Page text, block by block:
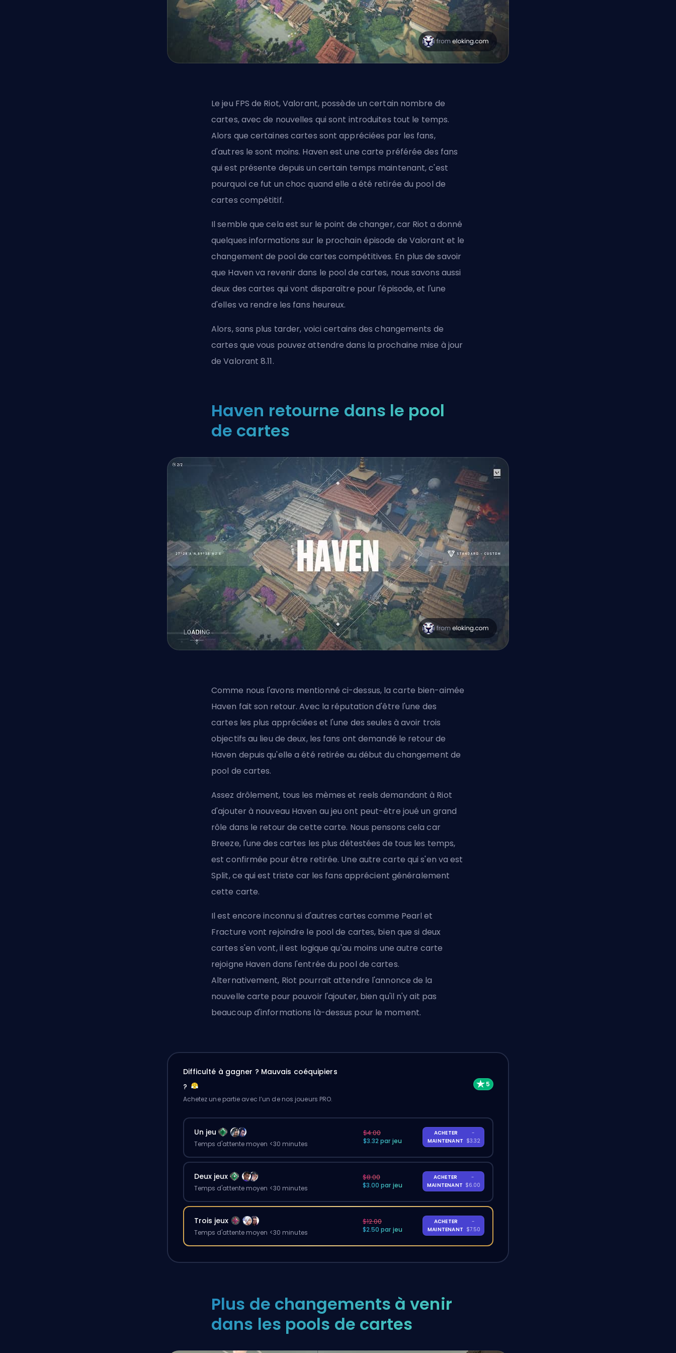
Le jeu FPS de Riot,Valorant, possède un certain nombre de
cartes, avec de nouvelles qui sont introduites tout le temps.
Alors que certaines cartes sont appréciées par les fans,
d'autres le sont moins. Haven est une carte préférée des fans
qui est présente depuis un certain temps maintenant, c'est
pourquoi ce fut un choc quand elle a été retirée du pool de
cartes compétitif.
Il semble que cela est sur le point de changer, car Riot a donné
quelques informations sur le prochain épisode de Valorant et le
changement de pool de cartes compétitives. En plus de savoir
que Haven va revenir dans le pool de cartes, nous savons aussi
deux des cartes qui vont disparaître pour l'épisode, et l'une
d'elles va rendre les fans heureux.
Alors, sans plus tarder, voici certains des changements de
cartes que vous pouvez attendre dans la prochaine mise à jour
de Valorant 8.11.
Haven retourne dans le pool
de cartes
Comme nous l'avons mentionné ci-dessus, la carte bien-aimée
Haven fait son retour. Avec la réputation d'être l'une des
cartes les plus appréciées et l'une des seules à avoir trois
objectifs au lieu de deux, les fans ont demandé le retour de
Haven depuis qu'elle a été retirée au début du changement de
pool de cartes.
Assez drôlement, tous les mèmes et reels demandant à Riot
d'ajouter à nouveau Haven au jeu ont peut-être joué un grand
rôle dans le retour de cette carte. Nous pensons cela car
Breeze, l'une des cartes les plus détestées de tous les temps,
est confirmée pour être retirée. Une autre carte qui s'en va est
Split, ce qui est triste car les fans apprécient généralement
cette carte.
Il est encore inconnu si d'autres cartes comme Pearl et
Fracture vont rejoindre le pool de cartes, bien que si deux
cartes s'en vont, il est logique qu'au moins une autre carte
rejoigne Haven dans l'entrée du pool de cartes.
Alternativement, Riot pourrait attendre l'annonce de la
nouvelle carte pour pouvoir l'ajouter, bien qu'il n'y ait pas
beaucoup d'informations là-dessus pour le moment.
Difficulté à gagner ? Mauvais coéquipiers
?
Achetez une partie avec l’un de nos joueurs PRO.
Un jeu
Temps d'attente moyen <30 minutes
$4.00
$3.32 par jeu
ACHETER
MAINTENANT
-
$3.32
Deux jeux
Temps d'attente moyen <30 minutes
$8.00
$3.00 par jeu
ACHETER
MAINTENANT
-
$6.00
Trois jeux
Temps d'attente moyen <30 minutes
$12.00
$2.50 par jeu
ACHETER
MAINTENANT
-
$7.50
Plus de changements à venir
dans les pools de cartes